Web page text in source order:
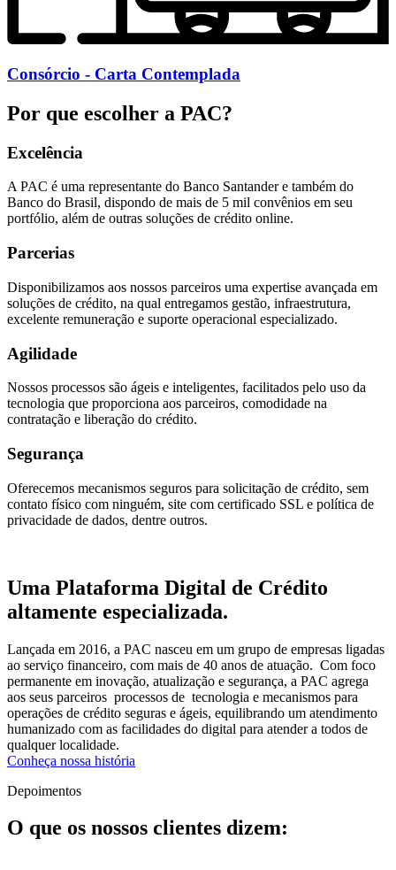
Consórcio - Carta Contemplada
Por que escolher a PAC?
Excelência
A PAC é uma representante do Banco Santander e também do
Banco do Brasil, dispondo de mais de 5 mil convênios em seu
portfólio, além de outras soluções de crédito online.
Parcerias
Disponibilizamos aos nossos parceiros uma expertise avançada em
soluções de crédito, na qual entregamos gestão, infraestrutura,
excelente remuneração e suporte operacional especializado.
Agilidade
Nossos processos são ágeis e inteligentes, facilitados pelo uso da
tecnologia que proporciona aos parceiros, comodidade na
contratação e liberação do crédito.
Segurança
Oferecemos mecanismos seguros para solicitação de crédito, sem
contato físico com ninguém, site com certificado SSL e política de
privacidade de dados, dentre outros.
Uma Plataforma Digital de Crédito
altamente especializada.
Lançada em 2016, a PAC nasceu em um grupo de empresas ligadas
ao serviço financeiro, com mais de 40 anos de atuação. Com foco
permanente em inovação, atualização e segurança, a PAC agrega
aos seus parceiros processos de tecnologia e mecanismos para
operações de crédito seguras e ágeis, equilibrando um atendimento
humanizado com as facilidades do digital para atender a todos de
qualquer localidade.
Conheça nossa história
Depoimentos
O que os nossos clientes dizem: